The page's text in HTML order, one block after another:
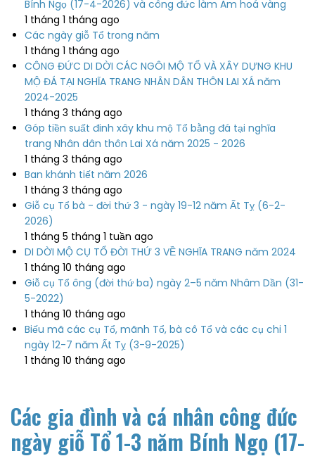
Bính Ngọ (17-4-2026) và công đức làm Am hoá vàng
1 tháng 1 tháng ago
Các ngày giỗ Tổ trong năm
1 tháng 1 tháng ago
CÔNG ĐỨC DI DỜI CÁC NGÔI MỘ TỔ VÀ XÂY DỰNG KHU
MỘ ĐÁ TẠI NGHĨA TRANG NHÂN DÂN THÔN LAI XÁ năm
2024-2025
1 tháng 3 tháng ago
Góp tiền suất đinh xây khu mộ Tổ bằng đá tại nghĩa
trang Nhân dân thôn Lai Xá năm 2025 - 2026
1 tháng 3 tháng ago
Ban khánh tiết năm 2026
1 tháng 3 tháng ago
Giỗ cụ Tổ bà - đời thứ 3 - ngày 19-12 năm Ất Tỵ (6-2-
2026)
1 tháng 5 tháng 1 tuần ago
DI DỜI MỘ CỤ TỔ ĐỜI THỨ 3 VỀ NGHĨA TRANG năm 2024
1 tháng 10 tháng ago
Giỗ cụ Tổ ông (đời thứ ba) ngày 2–5 năm Nhâm Dần (31-
5-2022)
1 tháng 10 tháng ago
Biếu mã các cụ Tổ, mãnh Tổ, bà cô Tổ và các cụ chi 1
ngày 12-7 năm Ất Tỵ (3-9-2025)
1 tháng 10 tháng ago
Các gia đình và cá nhân công đức
ngày giỗ Tổ 1-3 năm Bính Ngọ (17-